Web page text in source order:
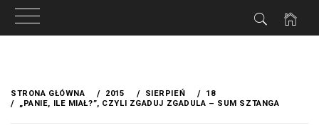
treści
STRONA GŁÓWNA 2015 SIERPIEŃ
18
„PANIE, ILE MIAŁ?”, CZYLI ZGADUJ ZGADULA – SUM SZTANGA